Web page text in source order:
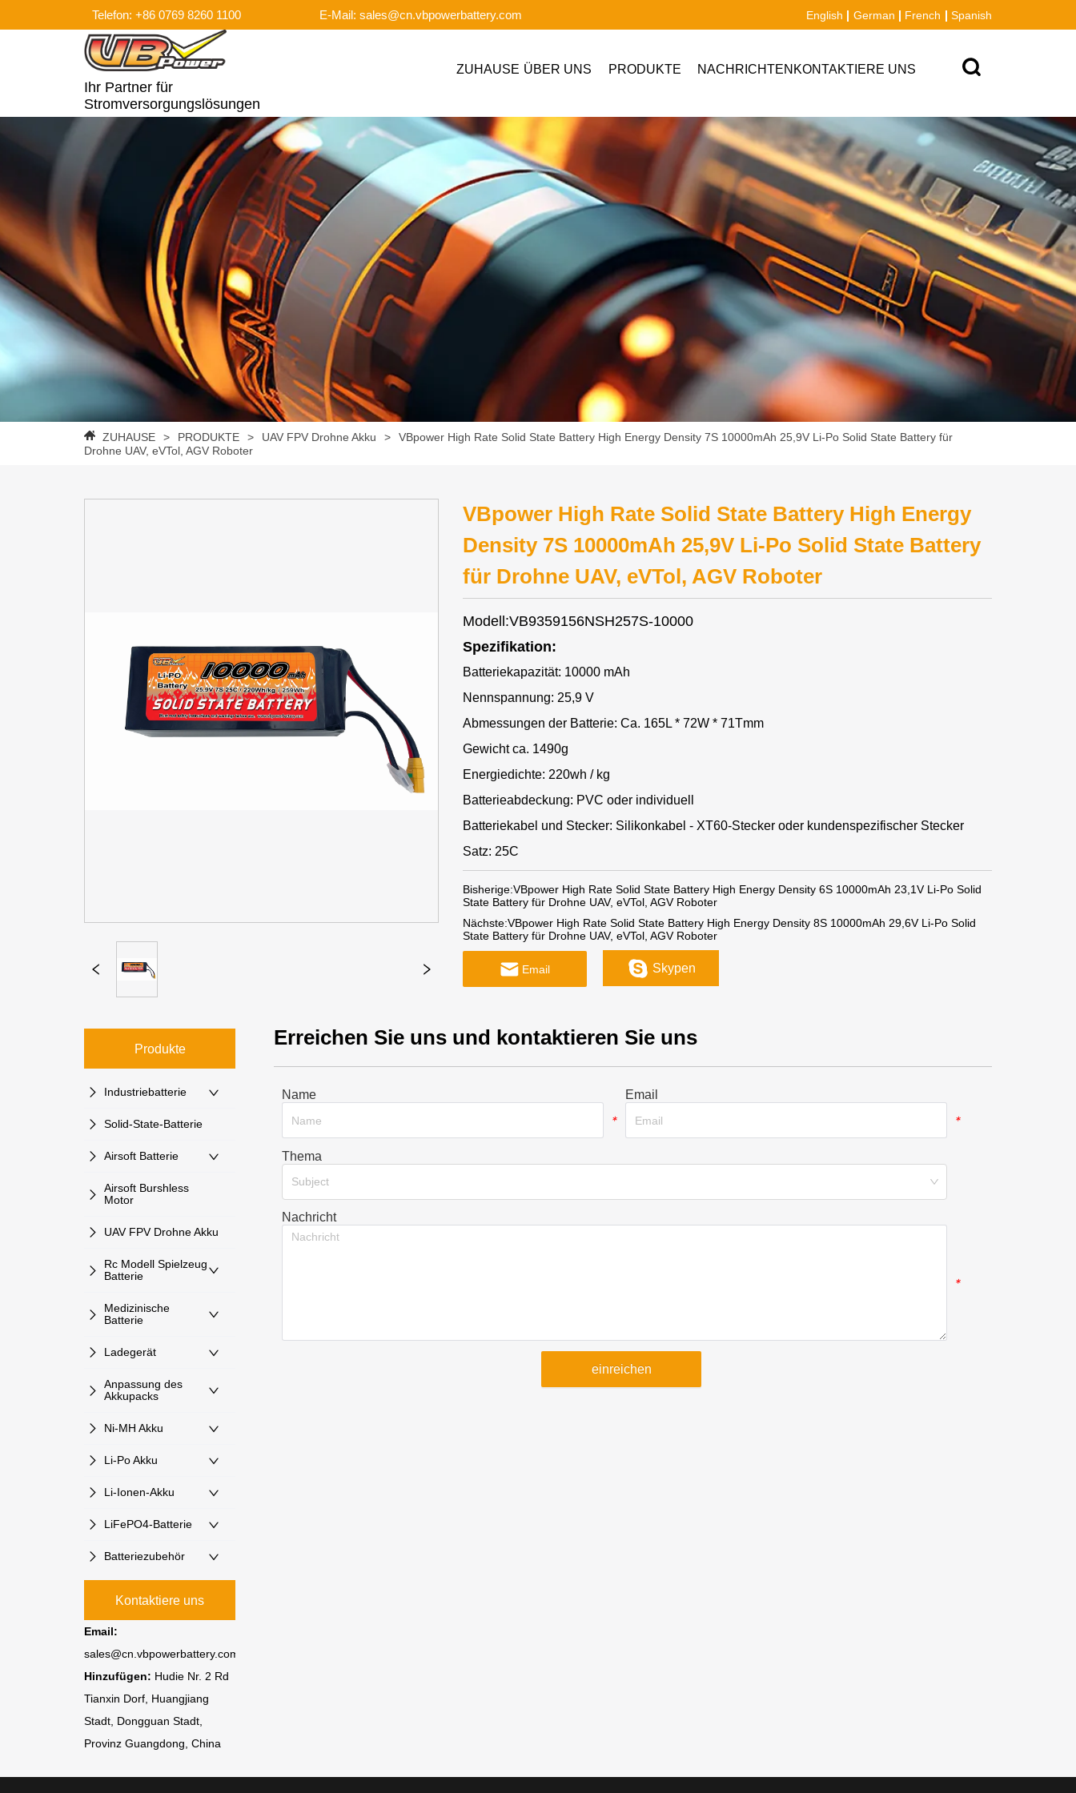
Telefon: +86 0769 8260 1100 E-Mail: sales@cn.vbpowerbattery.com English German French Spanish
Ihr Partner für
Stromversorgungslösungen
ZUHAUSE ÜBER UNS PRODUKTE NACHRICHTEN KONTAKTIERE UNS
ZUHAUSE > PRODUKTE > UAV FPV Drohne Akku >
VBpower High Rate Solid State Battery High Energy Density 7S 10000mAh 25,9V Li-Po Solid State Battery für
Drohne UAV, eVTol, AGV Roboter
VBpower High Rate Solid State Battery High Energy
Density 7S 10000mAh 25,9V Li-Po Solid State Battery
für Drohne UAV, eVTol, AGV Roboter
Modell:VB9359156NSH257S-10000
Spezifikation:
Batteriekapazität: 10000 mAh
Nennspannung: 25,9 V
Abmessungen der Batterie: Ca. 165L * 72W * 71Tmm
Gewicht ca. 1490g
Energiedichte: 220wh / kg
Batterieabdeckung: PVC oder individuell
Batteriekabel und Stecker: Silikonkabel - XT60-Stecker oder kundenspezifischer Stecker
Satz: 25C
Bisherige:VBpower High Rate Solid State Battery High Energy Density 6S 10000mAh 23,1V Li-Po Solid
State Battery für Drohne UAV, eVTol, AGV Roboter
Nächste:VBpower High Rate Solid State Battery High Energy Density 8S 10000mAh 29,6V Li-Po Solid
State Battery für Drohne UAV, eVTol, AGV Roboter
Email Skypen
Produkte
Industriebatterie
Solid-State-Batterie
Airsoft Batterie
Airsoft Burshless
Motor
UAV FPV Drohne Akku
Rc Modell Spielzeug
Batterie
Medizinische
Batterie
Ladegerät
Anpassung des
Akkupacks
Ni-MH Akku
Li-Po Akku
Li-Ionen-Akku
LiFePO4-Batterie
Batteriezubehör
Kontaktiere uns
Email:
sales@cn.vbpowerbattery.com
Hinzufügen: Hudie Nr. 2 Rd
Tianxin Dorf, Huangjiang
Stadt, Dongguan Stadt,
Provinz Guangdong, China
Erreichen Sie uns und kontaktieren Sie uns
Name
*
Email
*
Thema
Subject
Nachricht
*
einreichen